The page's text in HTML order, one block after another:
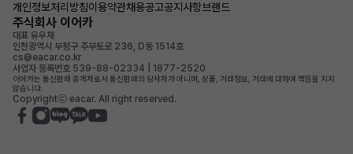
개인정보처리방침이용약관채용공고공지사항브랜드
주식회사 이어카
대표 유우재
인천광역시 부평구 주부토로 236, D동 1514호
cs@eacar.co.kr
사업자 등록번호 539-88-02334 | 1877-2520
이어카는 통신판매 중개자로서 통신판매의 당사자가 아니며, 상품, 거래정보, 거래에 대하여 책임을 지지
않습니다.
Copyrightⓒ eacar. All right reserved.